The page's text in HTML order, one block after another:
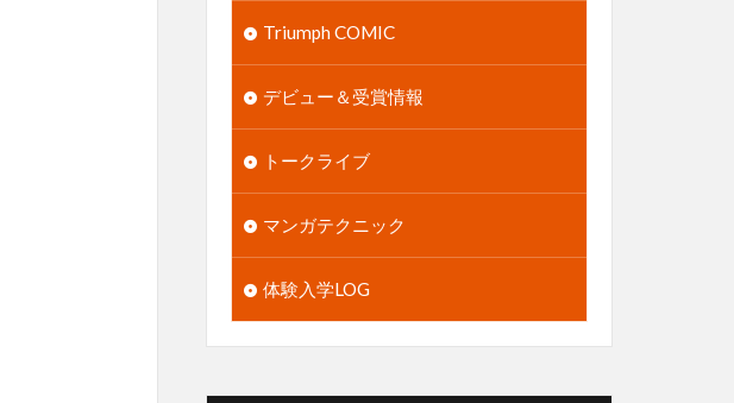
Triumph COMIC
デビュー＆受賞情報
トークライブ
マンガテクニック
体験入学LOG